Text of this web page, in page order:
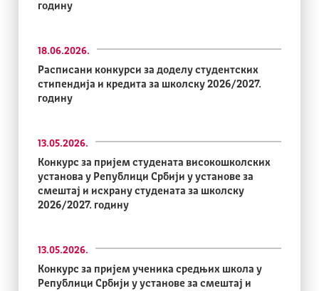
годину
Расписани конкурси за доделу студентских
стипендија и кредита за школску 2026/2027.
годину
18.06.2026.
Конкурс за пријем студената високошколских
установа у Републици Србији у установе за
смештај и исхрану студената за школску
2026/2027. годину
13.05.2026.
Конкурс за пријем ученика средњих школа у
Републици Србији у установе за смештај и
13.05.2026.